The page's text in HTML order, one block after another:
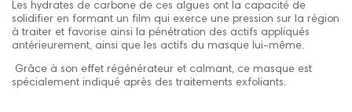
Les hydrates de carbone de ces algues ont la capacité de
solidifier en formant un film qui exerce une pression sur la région
à traiter et favorise ainsi la pénétration des actifs appliqués
antérieurement, ainsi que les actifs du masque lui-même.
Grâce à son effet régénérateur et calmant, ce masque est
spécialement indiqué après des traitements exfoliants.